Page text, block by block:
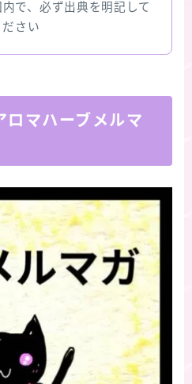
で、必ず出典を明記して
ださい
ロマハーブメルマ